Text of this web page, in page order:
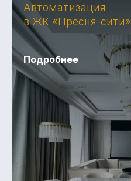
Автоматизация
в ЖК «Пресня-сити»
Подробнее